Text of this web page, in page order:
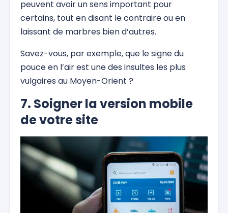
peuvent avoir un sens important pour
certains, tout en disant le contraire ou en
laissant de marbres bien d’autres.
Savez-vous, par exemple, que le signe du
pouce en l’air est une des insultes les plus
vulgaires au Moyen-Orient ?
7. Soigner la version mobile
de votre site